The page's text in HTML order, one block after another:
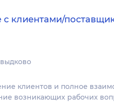
клиентами/
клиентов и полное
возникающих рабочих